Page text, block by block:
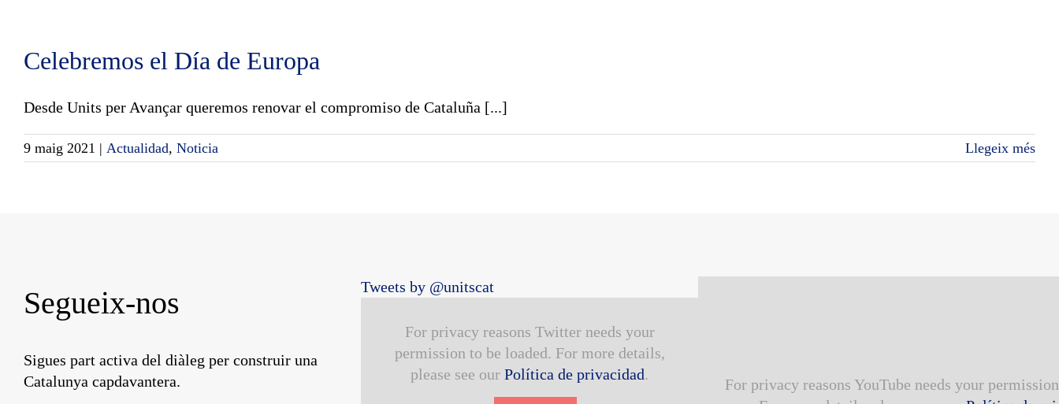
Celebremos el Día de Europa
Desde Units per Avançar queremos renovar el compromiso de Cataluña [...]
9 maig 2021 | Actualidad, Noticia Llegeix més
Segueix-nos
Sigues part activa del diàleg per construir una
Catalunya capdavantera.
Tweets by @unitscat
For privacy reasons Twitter needs your
permission to be loaded. For more details,
please see our Política de privacidad.
For privacy reasons YouTube needs your